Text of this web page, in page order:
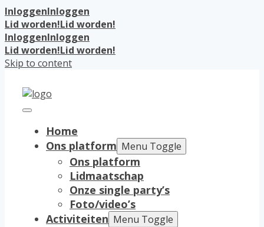
InloggenInloggen
Lid worden!Lid worden!
InloggenInloggen
Lid worden!Lid worden!
Skip to content
Home
Ons platform Menu Toggle
Ons platform
Lidmaatschap
Onze single party’s
Foto/video’s
Activiteiten Menu Toggle